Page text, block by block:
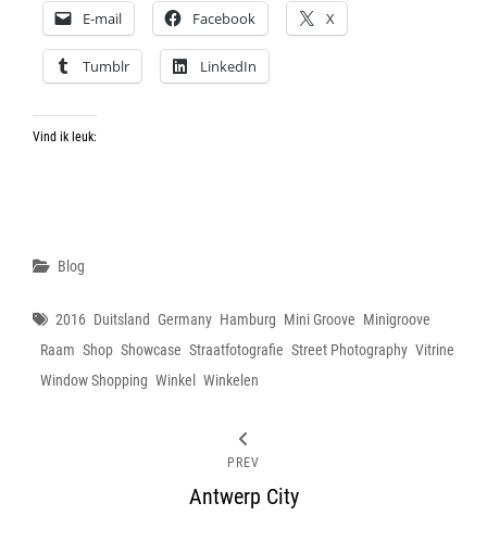
E-mail Facebook X
Tumblr LinkedIn
Vind ik leuk:
Categories
Blog
Tags
2016 Duitsland Germany Hamburg Mini Groove Minigroove
Raam Shop Showcase Straatfotografie Street Photography Vitrine
Window Shopping Winkel Winkelen
PREV
Antwerp City